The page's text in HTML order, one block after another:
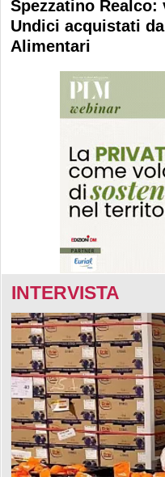
Spezzatino Realco:
Undici acquistati
Alimentari
INTERVISTA